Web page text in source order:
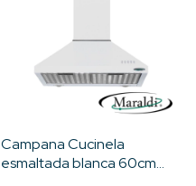
Campana Cucinela
esmaltada blanca 60cm